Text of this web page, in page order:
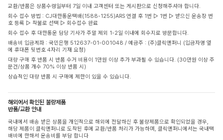
교환/반품은 상품수령일부터 7일 이내 고객센터 또는 게시판으로 신청해주셔야 합니다.
회수 접수 방법 : CJ대한통운택배(1588-1255)ARS 연결 후 1번 ▷ 1번 ▷ 받으신 운송장 번
호 등록 ▷ 착불로 선택 ▷ 회수접수 완료
회수 접수 후 대한통운 담당 기사가 주말 제외 1-2일 이내에 회수지로 방문합니다.
배송비 입금계좌 : 국민은행 512637-01-001048 / 예금주 : (주)클릭앤퍼니 (입금자명 옆
에 휴대폰 뒷번호 4자리 기재 요청)
대량 구매 후 반품 시 반품 수거 비용이 1만원 이상 추가 부과될 수 있습니다. (30만원 이상 주
문건/상품 개수 70% 이상 반품 시)
상습적인 대량 반품 시 구매에 제한이 있을 수 있습니다.
해외에서 확인된 불량제품
반품/교환 안내
국내에서 배송 받은 상품을 개인적으로 해외에 전달하신 후 불량제품으로 확인되었을 경우,
해당 제품이 클릭앤퍼니로 도착된 후에 교환/반품 처리가 가능하며, 클릭앤퍼니에서는 국내택
배비에 한해서 운송비를 부담 합니다